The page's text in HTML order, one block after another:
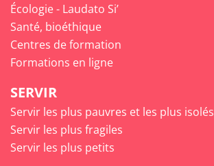
Écologie - Laudato Si’
Santé, bioéthique
Centres de formation
Formations en ligne
SERVIR
Servir les plus pauvres et les plus isolés
Servir les plus fragiles
Servir les plus petits